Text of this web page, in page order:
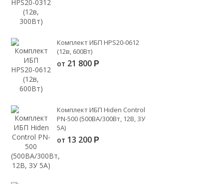
Комплект ИБП HPS20-0612
(12в, 600Вт)
от 21 800 Р
Комплект ИБП Hiden Control
PN-500 (500ВА/300Вт, 12В, ЗУ
5А)
от 13 200 Р